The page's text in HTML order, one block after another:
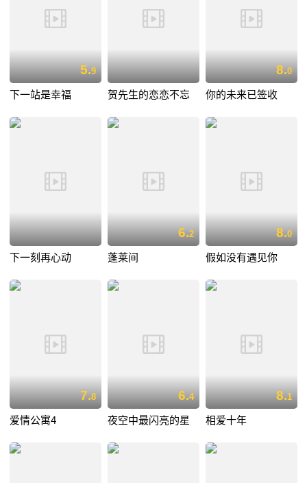
5.9
下一站是幸福 贺先生的恋恋不忘
8.0
你的未来已签收
下一刻再心动
6.2
蓬莱间
8.0
假如没有遇见你
7.8
爱情公寓4
6.4
夜空中最闪亮的星
8.1
相爱十年